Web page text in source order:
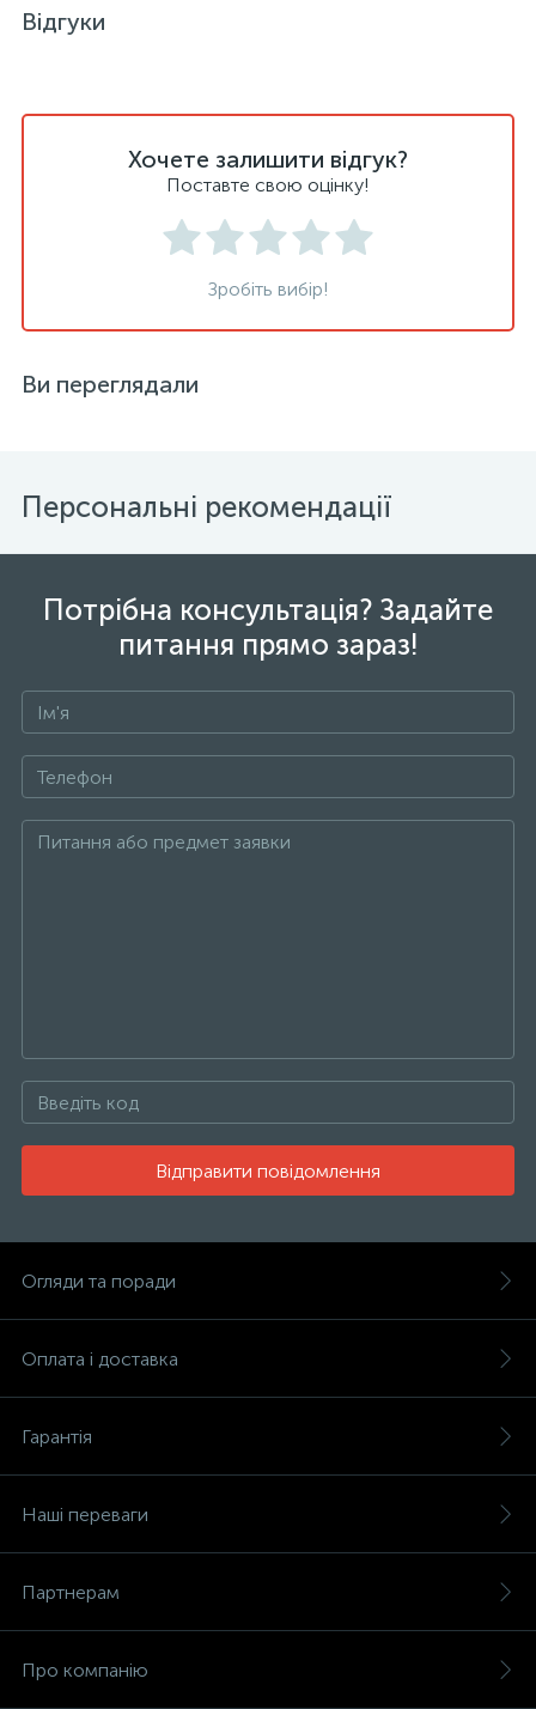
Відгуки
Хочете залишити відгук?
Поставте свою оцінку!
Зробіть вибір!
Ви переглядали
Персональні рекомендації
Потрібна консультація? Задайте
питання прямо зараз!
Відправити повідомлення
Огляди та поради
Оплата і доставка
Гарантія
Наші переваги
Партнерам
Про компанію